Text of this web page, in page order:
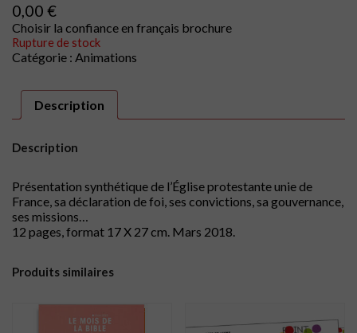
0,00 €
Choisir la confiance en français brochure
Rupture de stock
Catégorie : Animations
Description
Description
Présentation synthétique de l’Église protestante unie de
France, sa déclaration de foi, ses convictions, sa gouvernance,
ses missions…
12 pages, format 17 X 27 cm. Mars 2018.
Produits similaires